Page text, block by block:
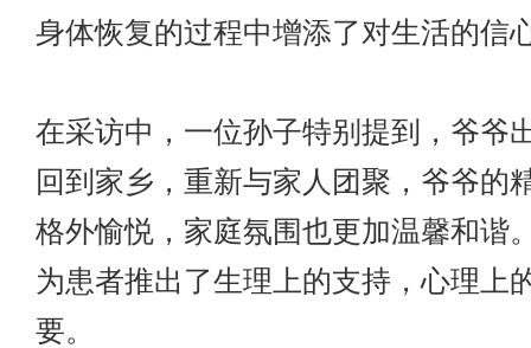
身体恢复的过程中增添了对生活的信
在采访中，一位孙子特别提到，爷爷
回到家乡，重新与家人团聚，爷爷的
格外愉悦，家庭氛围也更加温馨和谐
为患者推出了生理上的支持，心理上
要。